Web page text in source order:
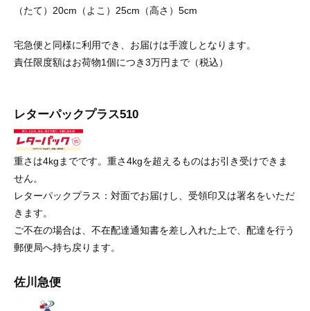
（たて）20cm（よこ）25cm（高さ）5cm
宅急便と同様に利用でき、お届けは手渡しとなります。
責任限度額はお荷物1個につき3万円まで（税込）
レターパックプラス510
重さは4kgまでです。重さ4kgを超えるものはお引き受けできま
せん。
レターパックプラス：対面でお届けし、受領印又は署名をいただ
きます。
ご不在の場合は、不在配達通知書を差し入れた上で、配達を行う
郵便局へ持ち戻ります。
佐川急便